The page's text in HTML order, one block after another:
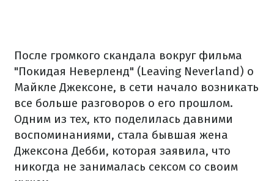
После громкого скандала вокруг фильма
"Покидая Неверленд" (Leaving Neverland) о
Майкле Джексоне, в сети начало возникать
все больше разговоров о его прошлом.
Одним из тех, кто поделилась давними
воспоминаниями, стала бывшая жена
Джексона Дебби, которая заявила, что
никогда не занималась сексом со своим